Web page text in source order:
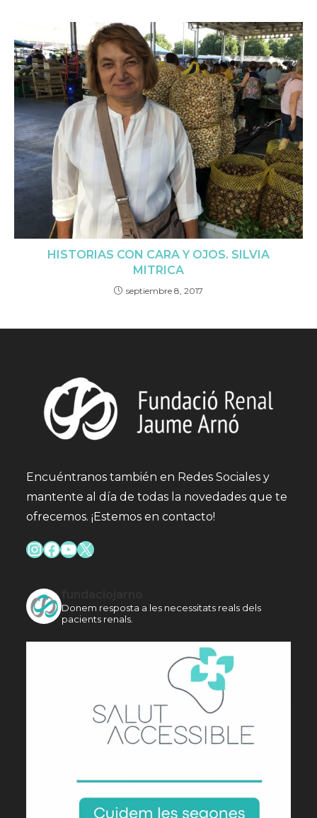
HISTORIAS CON CARA Y OJOS. SILVIA
MITRICA
septiembre 8, 2017
Encuéntranos también en Redes Sociales y
mantente al día de todas la novedades que te
ofrecemos. ¡Estemos en contacto!
Instagram
Facebook
YouTube
X
Donem resposta a les necessitats reals dels
pacients renals.